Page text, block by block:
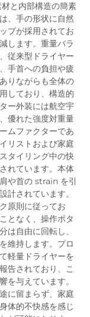
と内部構造の簡素
、手の形状に自然
プが採用されてお
します。重量バラ
従来型ドライヤー
手首への負担や疲
りながらも全体の
しており、構造的
ー外装には航空宇
優れた強度対重量
ムファクターであ
リストおよび家庭
タイリング中の快
れています。本体
や首の strain を引
計されています。
原則に従ってお
となく、操作ボタ
は自由に回転し、
維持します。プロ
軽量ドライヤーを
告されており、こ
を与えています。
に留まらず、家庭
体的不快感を感じ